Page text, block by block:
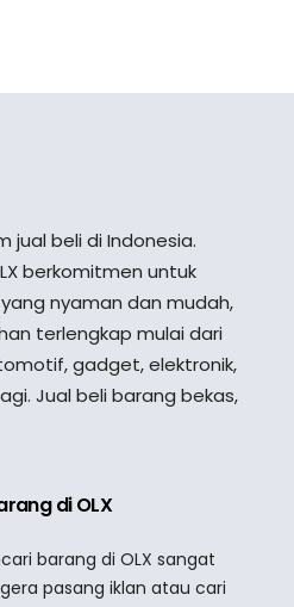
jual beli di Indonesia.
berkomitmen untuk
nyaman dan mudah,
terlengkap mulai dari
gadget, elektronik,
Jual beli barang bekas,
di OLX
barang di OLX sangat
pasang iklan atau cari